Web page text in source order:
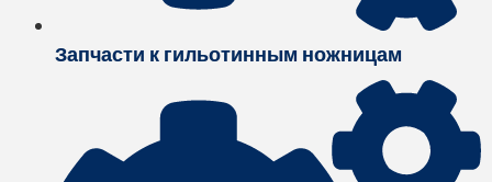
Запчасти к гильотинным ножницам